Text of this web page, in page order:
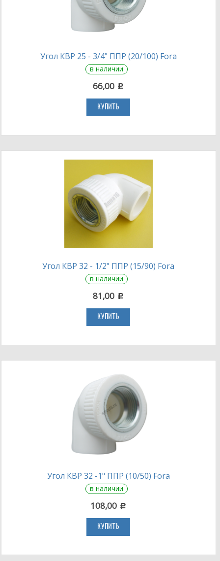
Угол КВР 25 - 3/4" ППР (20/100) Fora
в наличии
66,00 c
КУПИТЬ
Угол КВР 32 - 1/2" ППР (15/90) Fora
в наличии
81,00 c
КУПИТЬ
Угол КВР 32 -1" ППР (10/50) Fora
в наличии
108,00 c
КУПИТЬ